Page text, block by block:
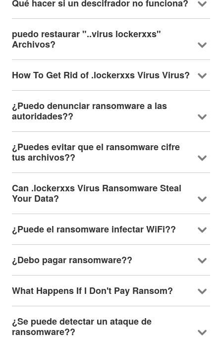
Qué hacer si un descifrador no funciona?
puedo restaurar "..virus lockerxxs"
Archivos?
How To Get Rid of .lockerxxs Virus Virus?
¿Puedo denunciar ransomware a las
autoridades??
¿Puedes evitar que el ransomware cifre
tus archivos??
Can .lockerxxs Virus Ransomware Steal
Your Data?
¿Puede el ransomware infectar WiFi??
¿Debo pagar ransomware??
What Happens If I Don't Pay Ransom?
¿Se puede detectar un ataque de
ransomware??